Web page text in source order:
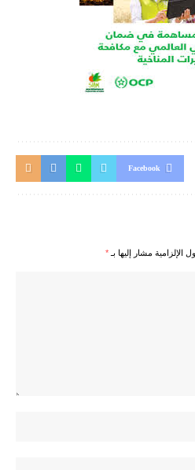
Facebook
الإلزامية مشار إليها بـ*